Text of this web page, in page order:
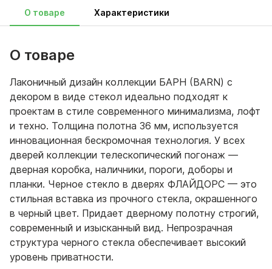
О товаре Характеристики
О товаре
Лаконичный дизайн коллекции БАРН (BARN) с
декором в виде стекол идеально подходят к
проектам в стиле современного минимализма, лофт
и техно. Толщина полотна 36 мм, используется
инновационная бескромочная технология. У всех
дверей коллекции телескопический погонаж —
дверная коробка, наличники, пороги, доборы и
планки. Черное стекло в дверях ФЛАЙДОРС — это
стильная вставка из прочного стекла, окрашенного
в черный цвет. Придает дверному полотну строгий,
современный и изысканный вид. Непрозрачная
структура черного стекла обеспечивает высокий
уровень приватности.